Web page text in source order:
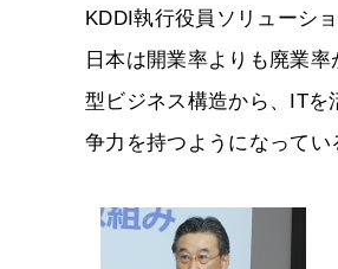
KDDI執行役員ソリューシ
日本は開業率よりも廃業
型ビジネス構造から、IT
争力を持つようになってい